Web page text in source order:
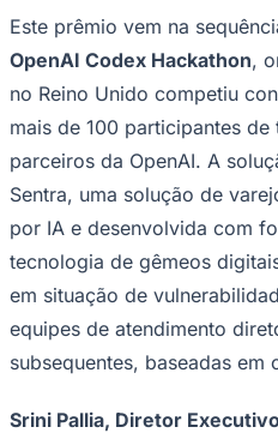
Hub de Negócios
Selo Verificado
Portal Educacional
Agenda de Vestibulares
Vagas de Emprego
Concursos
Panorama Econômico
Panorama Econômico
Para Sua Empresa
Anuncie no Portal
Verificar EmpresaNovo
Anunciar VagasNovo
Publicidade Legal
NBA
Este prêmio vem na
OpenAI Codex Hackathon,
no Reino Unido competiu
mais de 100 participantes
parceiros da OpenAI. A
Sentra, uma solução de
por IA e desenvolvida com
tecnologia de gêmeos
em situação de
equipes de atendimento
subsequentes, baseadas em
Srini Pallia, Diretor